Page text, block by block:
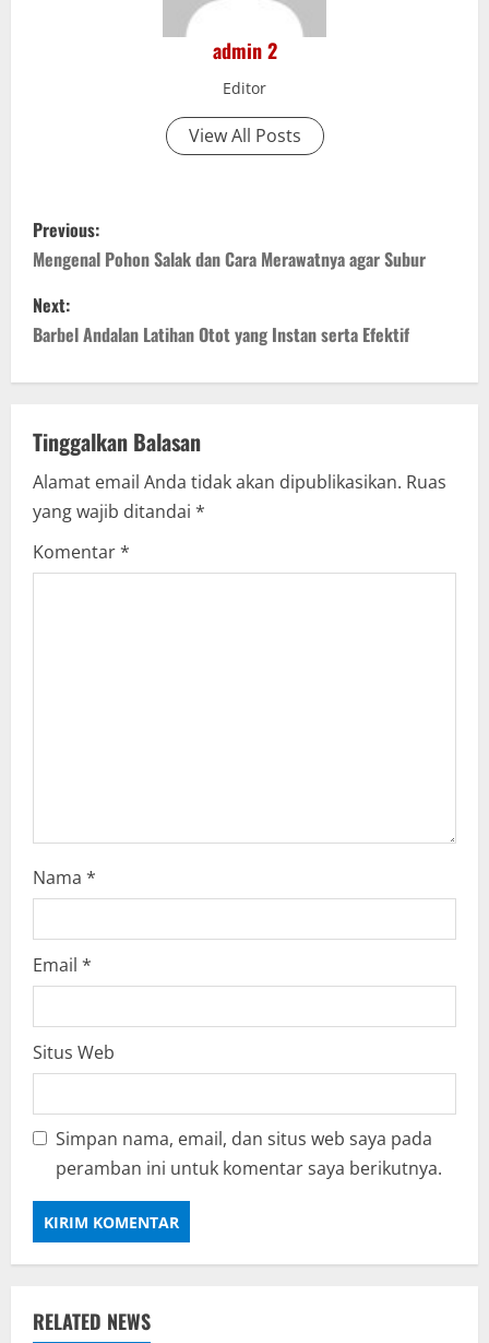
admin 2
Editor
View All Posts
P
o
s
t
a
v
i
g
Previous:
Mengenal Pohon Salak dan Cara Merawatnya agar Subur
Next:
Barbel Andalan Latihan Otot yang Instan serta Efektif
Tinggalkan Balasan
Alamat email Anda tidak akan dipublikasikan. Ruas
yang wajib ditandai *
Komentar*
Nama *
Email *
Situs Web
Simpan nama, email, dan situs web saya pada
peramban ini untuk komentar saya berikutnya.
RELATED NEWS